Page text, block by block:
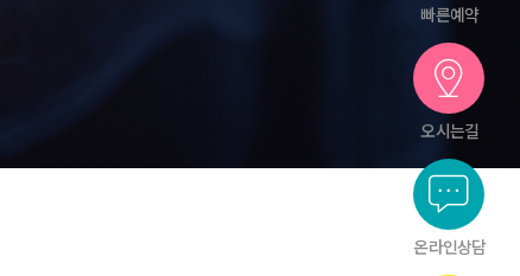
빠른예약
오시는길
온라인상담